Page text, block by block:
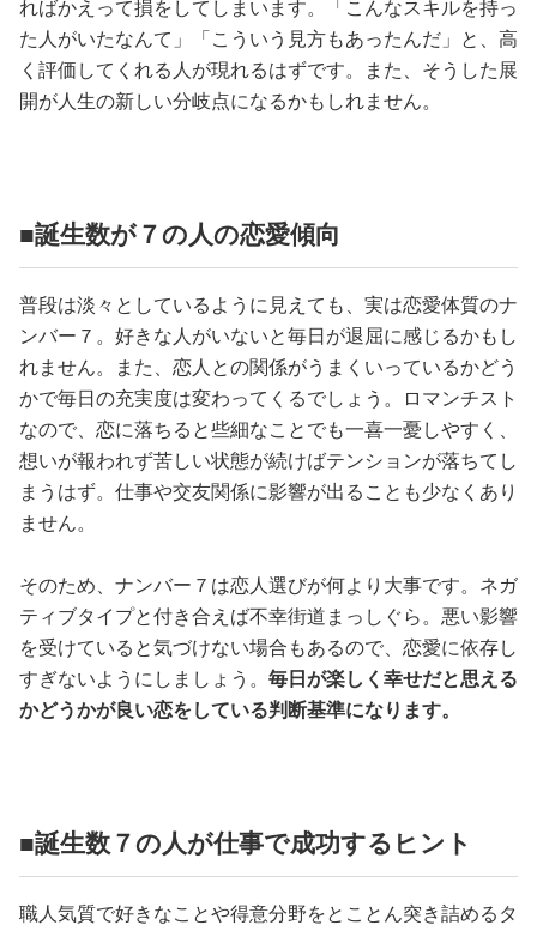
ればかえって損をしてしまいます。「こんなスキルを持っ
た人がいたなんて」「こういう見方もあったんだ」と、高
く評価してくれる人が現れるはずです。また、そうした展
開が人生の新しい分岐点になるかもしれません。
■誕生数が７の人の恋愛傾向
普段は淡々としているように見えても、実は恋愛体質のナ
ンバー７。好きな人がいないと毎日が退屈に感じるかもし
れません。また、恋人との関係がうまくいっているかどう
かで毎日の充実度は変わってくるでしょう。ロマンチスト
なので、恋に落ちると些細なことでも一喜一憂しやすく、
想いが報われず苦しい状態が続けばテンションが落ちてし
まうはず。仕事や交友関係に影響が出ることも少なくあり
ません。
そのため、ナンバー７は恋人選びが何より大事です。ネガ
ティブタイプと付き合えば不幸街道まっしぐら。悪い影響
を受けていると気づけない場合もあるので、恋愛に依存し
すぎないようにしましょう。 毎日が楽しく幸せだと思える
かどうかが良い恋をしている判断基準になります。
■誕生数７の人が仕事で成功するヒント
職人気質で好きなことや得意分野をとことん突き詰めるタ